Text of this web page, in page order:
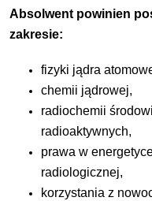
Absolwent powinien
zakresie:
fizyki jądra
chemii jądrowej,
radiochemii
radioaktywnych,
prawa w
radiologicznej,
korzystania z